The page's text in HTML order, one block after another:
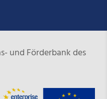
und Förderbank des